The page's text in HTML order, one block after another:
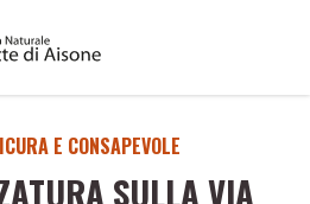
E CONSAPEVOLE
SULLA VIA